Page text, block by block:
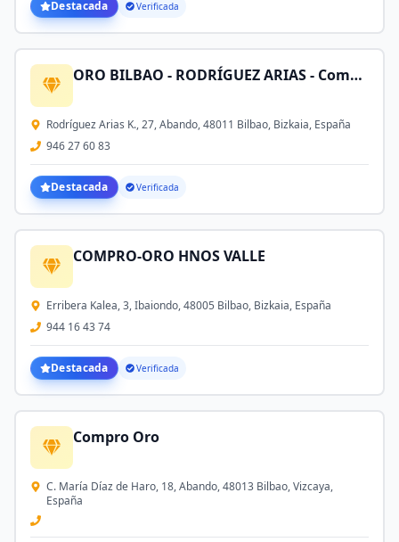
Destacada Verificada
ORO BILBAO - RODRÍGUEZ ARIAS - Compro Oro, Plata, Herencias, Joyas, Monedas de Oro y Relojes de Oro
Rodríguez Arias K., 27, Abando, 48011 Bilbao, Bizkaia, España
946 27 60 83
Destacada Verificada
COMPRO-ORO HNOS VALLE
Erribera Kalea, 3, Ibaiondo, 48005 Bilbao, Bizkaia, España
944 16 43 74
Destacada Verificada
Compro Oro
C. María Díaz de Haro, 18, Abando, 48013 Bilbao, Vizcaya,
España